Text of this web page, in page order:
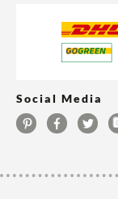
Social Media